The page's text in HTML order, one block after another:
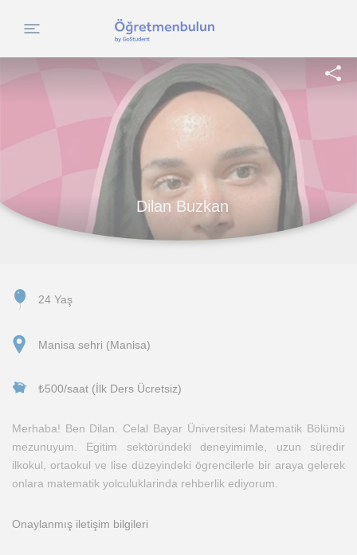
Dilan Buzkan
24 Yaş
Manisa sehri (Manisa)
₺500/saat (İlk Ders Ücretsiz)
Merhaba! Ben Dilan. Celal Bayar Üniversitesi Matematik Bölümü
mezunuyum. Egitim sektöründeki deneyimimle, uzun süredir
ilkokul, ortaokul ve lise düzeyindeki ögrencilerle bir araya gelerek
onlara matematik yolculuklarinda rehberlik ediyorum.
Onaylanmış iletişim bilgileri